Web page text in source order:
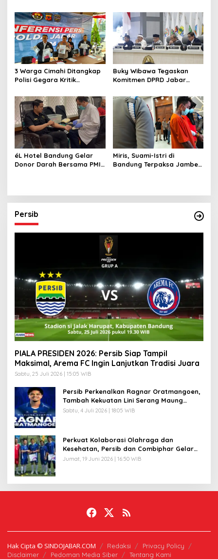
Bangun Rumah untuk
Lansia
Pemprov Realisasikan
‘Desa Diurus Kota Ditata’
3 Warga Cimahi Ditangkap
Polisi Gegara Kritik
via Medsos
Buky Wibawa Tegaskan
Komitmen DPRD Jabar
Berkualitas
éL Hotel Bandung Gelar
Donor Darah Bersama PMI,
Miris, Suami-Istri di
Bandung Terpaksa Jambet
Persib
PIALA PRESIDEN 2026: Persib Siap Tampil
Maksimal, Arema FC Ingin Lanjutkan Tradisi Juara
Sabtu, 25 Juli 2026 | 15:05 WIB
Persib Perkenalkan Ragnar Oratmangoen,
Tambah Kekuatan Lini Serang Maung
Bandung
Sabtu, 4 Juli 2026 | 18:05 WIB
Perkuat Kolaborasi Olahraga dan
Kesehatan, Persib dan Combiphar Gelar
Friendly Match
Jumat, 19 Juni 2026 | 16:50 WIB
Hak Cipta © SINDOJABAR.COM Redaksi
Privacy Policy
Disclaimer
Pedoman Media Siber Tentang Kami